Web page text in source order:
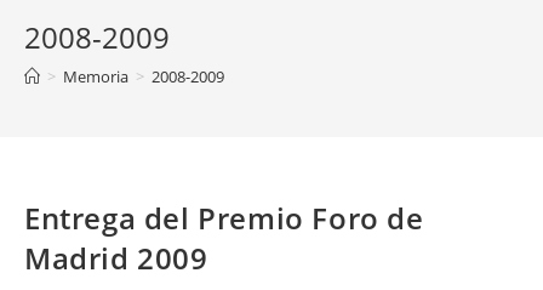
2008-2009
> Memoria > 2008-2009
Entrega del Premio Foro de
Madrid 2009